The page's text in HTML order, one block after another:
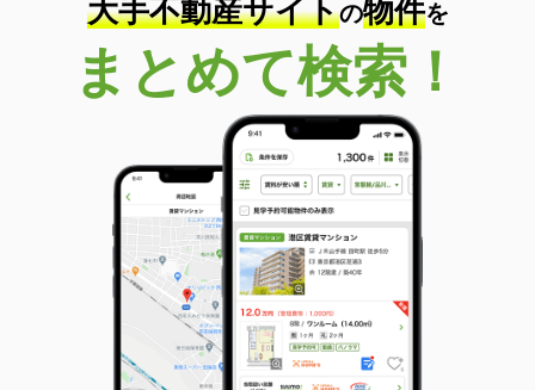
千葉県千葉市中央区東千葉２
価 格
2,090万円
千葉県千葉市中央区東千葉２
75.11m²
間取り
3LDK
千葉県千葉市中央区東千葉２
価 格
2,090万円
住 所
千葉県千葉市中央区東千葉２
専有面積 75.11m²
間取り
3LDK
大手不動産サイトの物件を
まとめて検索！